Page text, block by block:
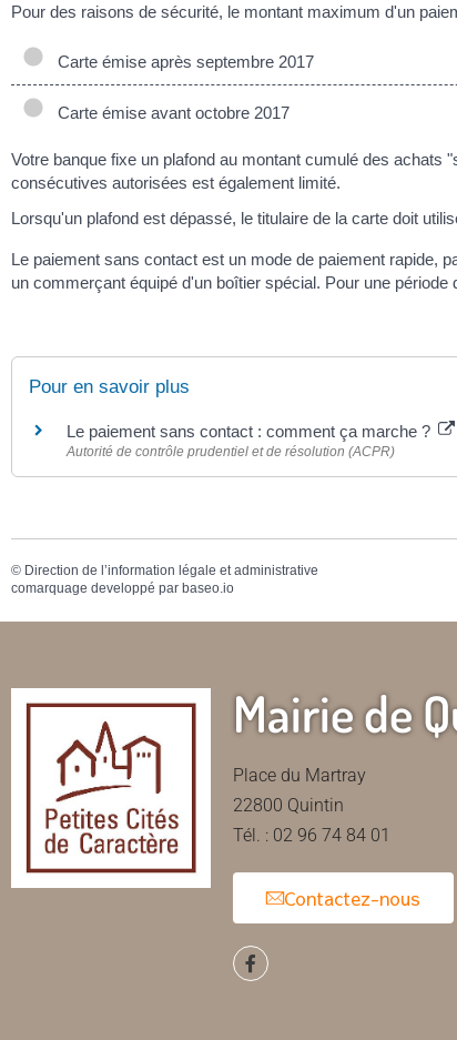
Pour des raisons de sécurité, le montant maximum d'un
Carte émise après septembre 2017
Carte émise avant octobre 2017
Votre banque fixe un plafond au montant cumulé des
consécutives autorisées est également limité.
Lorsqu'un plafond est dépassé, le titulaire de la carte doit
Le paiement sans contact est un mode de paiement rapide,
un commerçant équipé d'un boîtier spécial. Pour une
Pour en savoir plus
Le paiement sans contact : comment ça marche ?
Autorité de contrôle prudentiel et de résolution (ACPR)
© Direction de l’information légale et administrative
comarquage developpé par baseo.io
Mairie de
Place du Martray
22800 Quintin
Tél. : 02 96 74 84 01
Contactez-nous